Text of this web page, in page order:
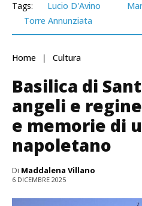
Tags: Lucio D'Avino
Torre Annunziata
Home Cultura
Basilica di
angeli e
e memorie di
napoletano
Di Maddalena Villano
6 DICEMBRE 2025